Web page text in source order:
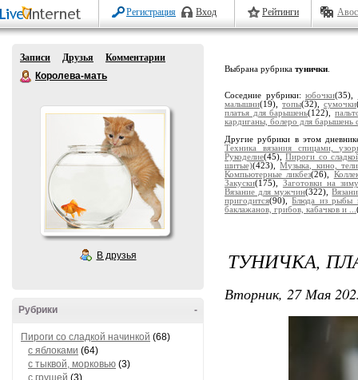
Регистрация Вход Рейтинги
Записи Друзья
Комментарии
Королева-мать
В друзья
-
Рубрики
Пироги со сладкой начинкой (68)
с яблоками (64)
с тыквой, морковью (3)
с грушей (3)
Выбрана рубрика тунички
Соседние рубрики: юбочки(35),
малышни(19), топы(32), сумочки
платья для барышень(122),
кардиганы, болеро для барышень
Другие рубрики в этом
Техника вязания спицами,
Рукоделие(45),Пироги со
шитые)(423),Музыка, кино,
Компьютерные ликбез(26),
Закуски(175), Заготовки на зиму
Вязание для мужчин(322),
пригодится(90),Блюда из рыбы
баклажанов, грибов, кабачков и ...
ТУНИЧКА,
Вторник, 27 Мая